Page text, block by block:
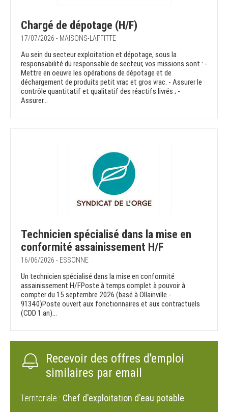
Chargé de dépotage (H/F)
17/07/2026 - MAISONS-LAFFITTE
Au sein du secteur exploitation et dépotage, sous la
responsabilité du responsable de secteur, vos missions sont : -
Mettre en oeuvre les opérations de dépotage et de
déchargement de produits petit vrac et gros vrac. - Assurer le
contrôle quantitatif et qualitatif des réactifs livrés ; -
Assurer...
Technicien spécialisé dans la mise en
conformité assainissement H/F
16/06/2026 - ESSONNE
Un technicien spécialisé dans la mise en conformité
assainissement H/FPoste à temps complet à pouvoir à
compter du 15 septembre 2026 (basé à Ollainville -
91340)Poste ouvert aux fonctionnaires et aux contractuels
(CDD 1 an)...
Recevoir des offres d'emploi
similaires par email
Territoriale : Chef d'exploitation d'eau potable